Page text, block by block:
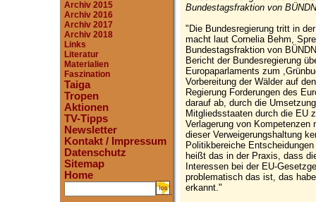
Archiv 2015
Archiv 2016
Archiv 2017
Archiv 2018
Links
Literatur
Materialien
Faszination
Taiga
Tropen
Aktionen
TV-Tipps
Newsletter
Kontakt / Impressum
Datenschutz
Sitemap
Home
.
Bundestagsfraktion von
"Die Bundesregierung tritt in
macht laut Cornelia Behm,
Bundestagsfraktion von
Bericht der Bundesregierung
Europaparlaments zum
Vorbereitung der Wälder auf
Regierung Forderungen des
darauf ab, durch die
Mitgliedsstaaten durch die EU
Verlagerung von
dieser Verweigerungshaltung
Politikbereiche
heißt das in der Praxis, dass
Interessen bei der EU-
problematisch das ist, das
erkannt."